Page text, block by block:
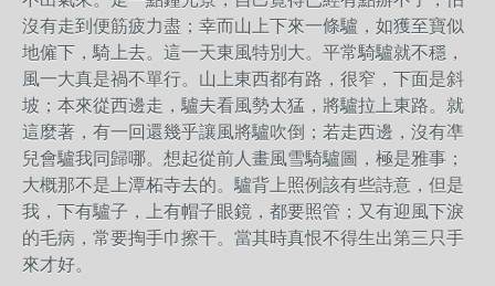
沒有走到便筋疲力盡；幸而山上下來一條驢，如獲至寶似
地僱下，騎上去。這一天東風特別大。平常騎驢就不穩，
風一大真是禍不單行。山上東西都有路，很窄，下面是斜
坡；本來從西邊走，驢夫看風勢太猛，將驢拉上東路。就
這麼著，有一回還幾乎讓風將驢吹倒；若走西邊，沒有凖
兒會驢我同歸哪。想起從前人畫風雪騎驢圖，極是雅事；
大概那不是上潭柘寺去的。驢背上照例該有些詩意，但是
我，下有驢子，上有帽子眼鏡，都要照管；又有迎風下淚
的毛病，常要掏手巾擦干。當其時真恨不得生出第三只手
來才好。